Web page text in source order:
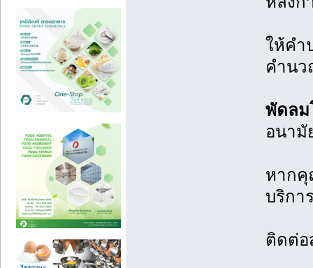
ให้คำ
คำน
พัดลม
อนามั
หากคุ
บริกา
ติดต่อ